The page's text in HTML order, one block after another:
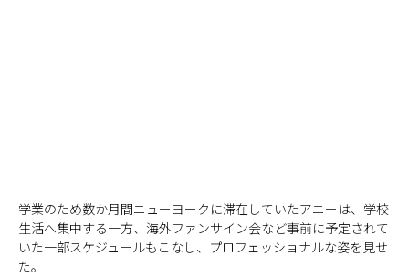
学業のため数か月間ニューヨークに滞在していたアニーは、学校
生活へ集中する一方、海外ファンサイン会など事前に予定されて
いた一部スケジュールもこなし、プロフェッショナルな姿を見せ
た。